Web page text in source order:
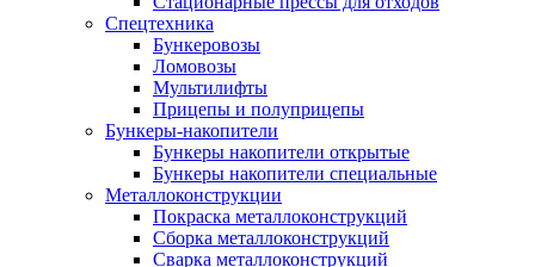
Спецтехника
Бункеровозы
Ломовозы
Мультилифты
Прицепы и полуприцепы
Бункеры-накопители
Бункеры накопители открытые
Бункеры накопители специальные
Металлоконструкции
Покраска металлоконструкций
Сборка металлоконструкций
Сварка металлоконструкций